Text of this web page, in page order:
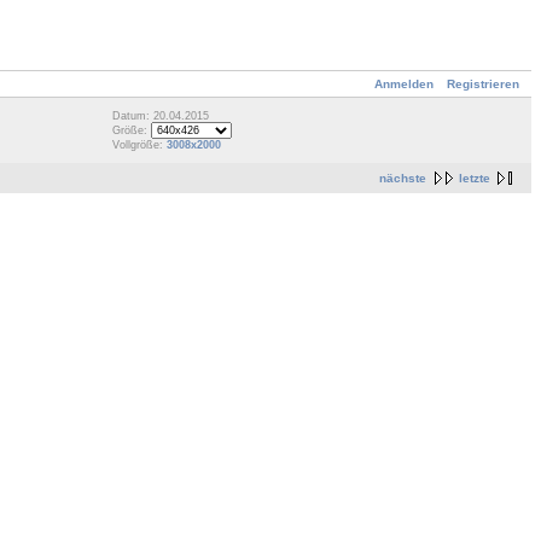
Anmelden Registrieren
Datum: 20.04.2015
Größe:
Vollgröße: 3008x2000
nächste letzte